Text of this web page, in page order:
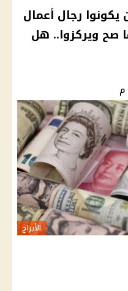
يكونوا رجال أعمال
صح ويركزوا.. هل
الأبراج